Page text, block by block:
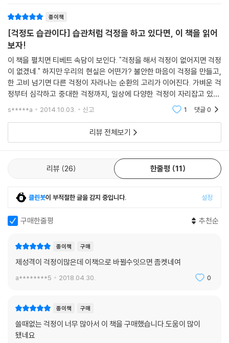
점점 힘이 빠지고 만남 자체도 거북하게 느껴진다. 그렇게 이 친구를 자연
스럽게 피하게 된다. 살면서 이런 일이 어디 한두 번일까
처지가 달라지면서 마음까지 변화하게 되면 새로운 상황에 맞는 새로운 친
구가 필요하다. 물론 오래된 친구가 변화한 내 마음을 잘 이해하고 그에 맞
춰 새로운 관계 설정을 하는 데 동의해준다면(“그래, 이제 술은 다른 놈이
랑 마실게. 아님 나도 같이 술을 끊지 뭐” “이제부터 회사 욕은 안 할 테니
까 염려하지 마 ”) 가장 좋을 것이다. 하지만 살다 보면 오래된 친구들만으
로 채워지지 않는 부분이 생기게 마련이다. 그 부분을 채워줄 수 있는 새로
운 동반자들을 인생의 국면, 국면을 맞을 때마다 만드는 것이 무엇보다 중
요하다. 특히나 새로운 국면마다 한 뼘씩이라도 성장하고 싶은 사람들에게
는 이런 노력이 필수적이다.
---4단계_ 더 단단한 나를 향해 한 걸음/pp.241-242
한다. 이를 위해 들쭉날쭉한 감정을 온전히 붙잡기 위한 감정 일지 쓰는 법
과, 걱정 집중 시간 및 생각 집중 시간을 번갈아 정해놓음으로써 걱정을 관
리하는 방법 등이 소개된다. 무엇보다 걱정을 완전히 없애기보다는 일상
속의 작은 노력들을 통해 걱정을 조금씩 줄이려는 시도가 중요하다는 사실
을 일깨워준다.
3단계는 ‘마침내 결단 그리고 결정’이다. 어떤 걱정에도 괴로워하지 않는
강한 멘탈을 갖고자 한다면 지금부터 펼쳐질 내용에 더욱 집중할 필요가
있다. 이 단계는 “어떻게 해야 내 마음이 더 이상 흔들리지 않을까?”라는
물음에 답을 찾는 과정이다. 특히 나를 둘러싼 환경을 어떻게 바꿔나갈지,
누구를 가까이하고 누구를 멀리해야 할지 등에 관한 힌트가 제공된다.
4단계는 ‘더 단단한 나를 향해 한 걸음’이다. 마음의 지속적인 성장을 이루
기 위한 단계로, 여기서는 생애 주기별로 인생 목표를 세우는 법이라든가
무의식적인 성장을 이루는 법 등을 소개한다. 걱정을 덜하게 되고 끓어오
르는 감정을 순식간에 잘 가라앉히는 것도 대단히 중요하지만, 그보다 중
력이다. 저자가 제시하는 3단계, 4단계는 바로 이런 체질적인 변화를 만들
생에 걸쳐 꾸준히 내적 성장을 일구어가겠다는 개인의 강한 의지가 매우
“미리 하는 걱정의 99퍼센트는 실제 일어나지 않을 것”이란 말조차 전혀
위로가 되지 않는 당신에게 이 책은 따뜻하면서도 냉철한 처방전을 건넨
다. 남이 뭐라고 하든 말든 웃어넘길 줄 아는 자신감 넘치는 사람, 닥치지
부러웠다면, 이 책을 통해 당신도 그렇게 변화할 수 있다는 희망을 가지게
종이책
[걱정도 습관이다] 습관처럼 걱정을 하고 있다면, 이 책을 읽어
보자!
이 책을 펼치면 티베트 속담이 보인다. "걱정을 해서 걱정이 없어지면 걱정
이 없겠네." 하지만 우리의 현실은 어떤가? 불안한 마음이 걱정을 만들고,
한 고비 넘기면 다른 걱정이 자라나는 순환의 고리가 이어진다. 가벼운 걱
정부터 심각하고 중대한 걱정까지, 일상에 다양한 걱정이 자리잡고 있다.
문제라고 생각하며 바라보면 이 세상에 문제 아닌 것이 없고, 걱정스러운
s*****a 2014.10.03. 신고 1 댓글0
리뷰 전체보기
리뷰 26 한줄평 11
클린봇이 부적절한 글을 감지 중입니다. 설정
구매한줄평 추천순
종이책 구매
제성격이 걱정이많은데 이책으로 바뀔수잇으면 좀켓네여
a********5 2018.04.30. 0
종이책 구매
쓸때없는 걱정이 너무 많아서 이 책을 구매했습니다.도움이 많이
됐네요